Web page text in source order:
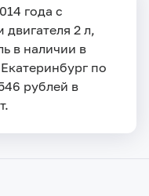
года с
2 л,
в наличии в
по
рублей в